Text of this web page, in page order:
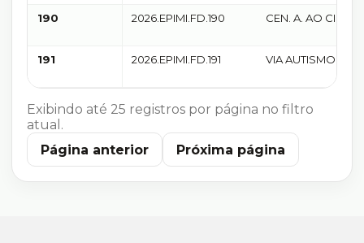
190 2026.EPIMI.FD.190
CEN. A. AO
191 2026.EPIMI.FD.191
VIA AUTISMO ES
Exibindo até 25 registros por página no filtro
atual.
Página anterior
Próxima página